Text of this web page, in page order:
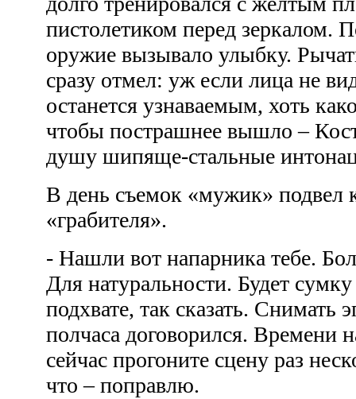
пистолетиком перед зеркалом.
оружие вызывало улыбку.
сразу отмел: уж если лица не
останется узнаваемым, хоть
чтобы пострашнее вышло –
душу шипяще-стальные
В день съемок «мужик» подвел
«грабителя».
- Нашли вот напарника тебе.
Для натуральности. Будет
подхвате, так сказать. Снимать
полчаса договорился. Времени
сейчас прогоните сцену раз
что – поправлю.